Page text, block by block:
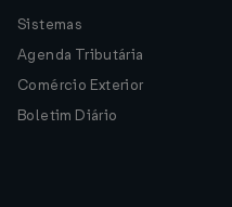
Sistemas
Agenda Tributária
Comércio Exterior
Boletim Diário